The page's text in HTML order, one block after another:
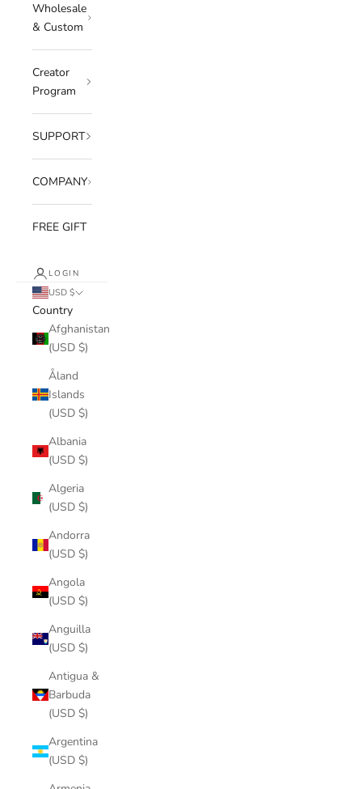
Wholesale
& Custom
Creator
Program
SUPPORT
COMPANY
FREE GIFT
LOGIN
USD $
Country
Afghanistan
(USD $)
Åland
Islands
(USD $)
Albania
(USD $)
Algeria
(USD $)
Andorra
(USD $)
Angola
(USD $)
Anguilla
(USD $)
Antigua &
Barbuda
(USD $)
Argentina
(USD $)